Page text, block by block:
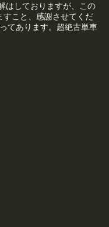
はしておりますが、この
すこと、感謝させてくだ
てあります。超絶古単車